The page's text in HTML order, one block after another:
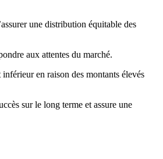
une distribution équitable des
aux attentes du marché.
en raison des montants élevés
sur le long terme et assure une